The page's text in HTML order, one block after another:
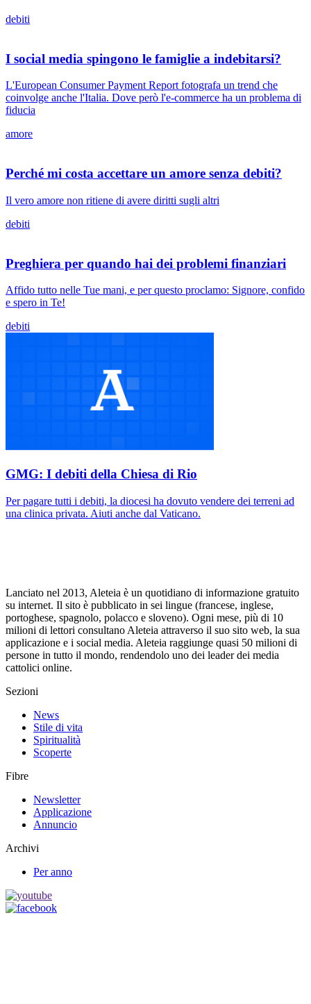
debiti
I social media spingono le famiglie a indebitarsi?
L'European Consumer Payment Report fotografa un trend che
coinvolge anche l'Italia. Dove però l'e-commerce ha un problema di
fiducia
amore
Perché mi costa accettare un amore senza debiti?
Il vero amore non ritiene di avere diritti sugli altri
debiti
Preghiera per quando hai dei problemi finanziari
Affido tutto nelle Tue mani, e per questo proclamo: Signore, confido
e spero in Te!
debiti
GMG: I debiti della Chiesa di Rio
Per pagare tutti i debiti, la diocesi ha dovuto vendere dei terreni ad
una clinica privata. Aiuti anche dal Vaticano.
Lanciato nel 2013, Aleteia è un quotidiano di informazione gratuito
su internet. Il sito è pubblicato in sei lingue (francese, inglese,
portoghese, spagnolo, polacco e sloveno). Ogni mese, più di 10
milioni di lettori consultano Aleteia attraverso il suo sito web, la sua
applicazione e i social media. Aleteia raggiunge quasi 50 milioni di
persone in tutto il mondo, rendendolo uno dei leader dei media
cattolici online.
Sezioni
News
Stile di vita
Spiritualità
Scoperte
Fibre
Newsletter
Applicazione
Annuncio
Archivi
Per anno